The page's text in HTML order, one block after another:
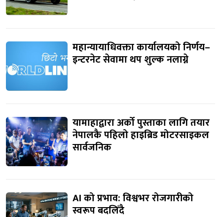
महान्यायाधिवक्ता कार्यालयको निर्णय–
इन्टरनेट सेवामा थप शुल्क नलाग्ने
यामाहाद्वारा अर्को पुस्ताका लागि तयार
नेपालकै पहिलो हाइब्रिड मोटरसाइकल
सार्वजनिक
AI को प्रभाव: विश्वभर रोजगारीको
स्वरूप बदलिँदै